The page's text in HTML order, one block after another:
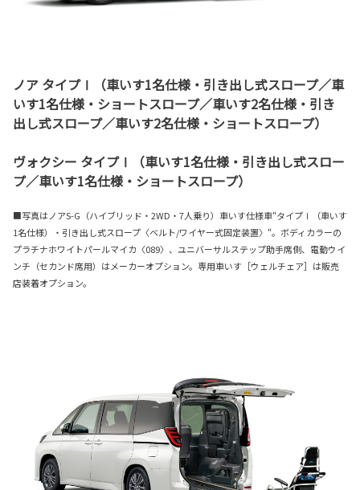
ノア タイプⅠ（車いす1名仕様・引き出し式スロープ／車
いす1名仕様・ショートスロープ／車いす2名仕様・引き
出し式スロープ／車いす2名仕様・ショートスロープ）
ヴォクシー タイプⅠ（車いす1名仕様・引き出し式スロー
プ／車いす1名仕様・ショートスロープ）
■写真はノアS-G（ハイブリッド・2WD・7人乗り）車いす仕様車“タイプⅠ（車いす
1名仕様）・引き出し式スロープ〈ベルト/ワイヤー式固定装置〉“。ボディカラーの
プラチナホワイトパールマイカ〈089〉、ユニバーサルステップ助手席側、電動ウイ
ンチ（セカンド席用）はメーカーオプション。専用車いす［ウェルチェア］は販売
店装着オプション。